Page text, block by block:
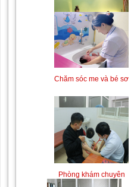
Chăm sóc mẹ và bé sơ
sinh
Trung tâm chăm sóc mẹ
bầu và sau sinh
Chiếu tia Plasma lạnh hỗ
trợ điều trị vết thương